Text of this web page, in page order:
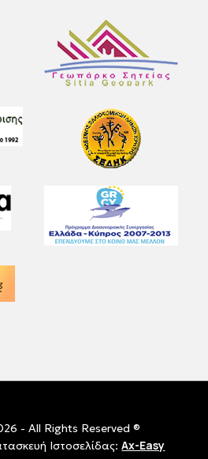
- All Rights Reserved ®
Ιστοσελίδας:Ax-Easy